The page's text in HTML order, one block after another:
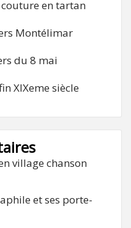
en tartan
Montélimar
du 8 mai
XIXeme siècle
village chanson
et ses porte-